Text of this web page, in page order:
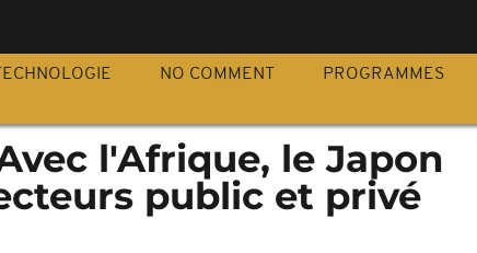
NO COMMENT PROGRAMMES
l'Afrique, le Japon
public et privé